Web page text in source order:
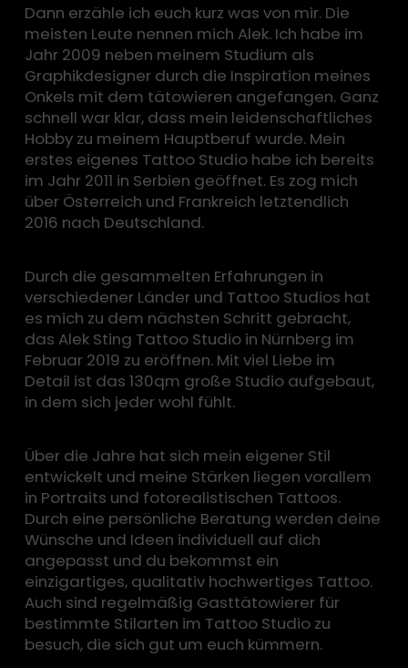
Dann erzähle ich euch kurz was von mir. Die
meisten Leute nennen mich Alek. Ich habe im
Jahr 2009 neben meinem Studium als
Graphikdesigner durch die Inspiration meines
Onkels mit dem tätowieren angefangen. Ganz
schnell war klar, dass mein leidenschaftliches
Hobby zu meinem Hauptberuf wurde. Mein
erstes eigenes Tattoo Studio habe ich bereits
im Jahr 2011 in Serbien geöffnet. Es zog mich
über Österreich und Frankreich letztendlich
2016 nach Deutschland.
Durch die gesammelten Erfahrungen in
verschiedener Länder und Tattoo Studios hat
es mich zu dem nächsten Schritt gebracht,
das Alek Sting Tattoo Studio in Nürnberg im
Februar 2019 zu eröffnen. Mit viel Liebe im
Detail ist das 130qm große Studio aufgebaut,
in dem sich jeder wohl fühlt.
Über die Jahre hat sich mein eigener Stil
entwickelt und meine Stärken liegen vorallem
in Portraits und fotorealistischen Tattoos.
Durch eine persönliche Beratung werden deine
Wünsche und Ideen individuell auf dich
angepasst und du bekommst ein
einzigartiges, qualitativ hochwertiges Tattoo.
Auch sind regelmäßig Gasttätowierer für
bestimmte Stilarten im Tattoo Studio zu
besuch, die sich gut um euch kümmern.